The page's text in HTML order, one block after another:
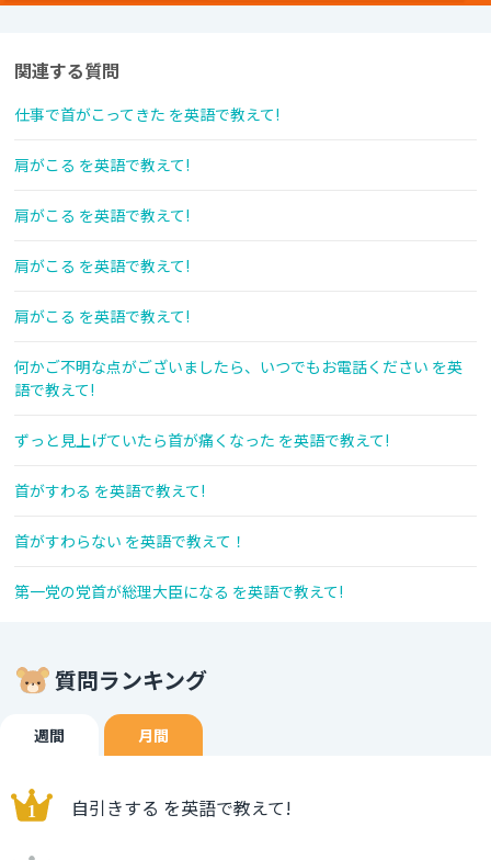
関連する質問
仕事で首がこってきた を英語で教えて!
肩がこる を英語で教えて!
肩がこる を英語で教えて!
肩がこる を英語で教えて!
肩がこる を英語で教えて!
何かご不明な点がございましたら、いつでもお電話ください を英
語で教えて!
ずっと見上げていたら首が痛くなった を英語で教えて!
首がすわる を英語で教えて!
首がすわらない を英語で教えて！
第一党の党首が総理大臣になる を英語で教えて!
質問ランキング
週間 月間
自引きする を英語で教えて!